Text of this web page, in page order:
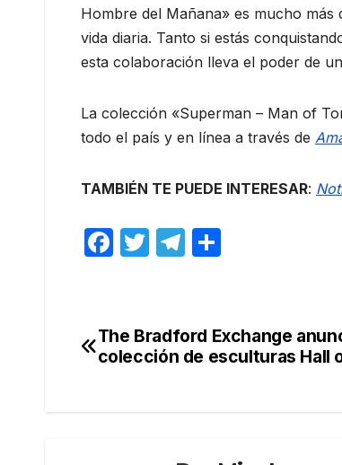
Hombre del Mañana» es mucho
vida diaria. Tanto si estás
esta colaboración lleva el poder de
La colección «Superman – Man of
todo el país y en línea a través de
TAMBIÉN TE PUEDE INTERESAR:
F
e
b
T
er
T
gr
a
p
ar
Navegación
The Bradford Exchange
colección de esculturas Hall